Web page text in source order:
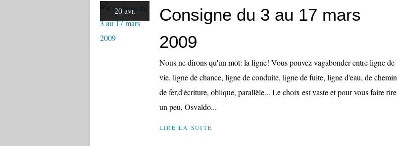
20 avr.
Consigne du 3 au 17 mars
2009
Nous ne dirons qu'un mot: la ligne! Vous pouvez vagabonder entre ligne de
vie, ligne de chance, ligne de conduite, ligne de fuite, ligne d'eau, de chemin
de fer,d'écriture, oblique, parallèle... Le choix est vaste et pour vous faire rire
un peu, Osvaldo...
LIRE LA SUITE